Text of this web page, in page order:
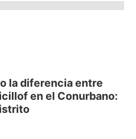
la diferencia entre
en el Conurbano: